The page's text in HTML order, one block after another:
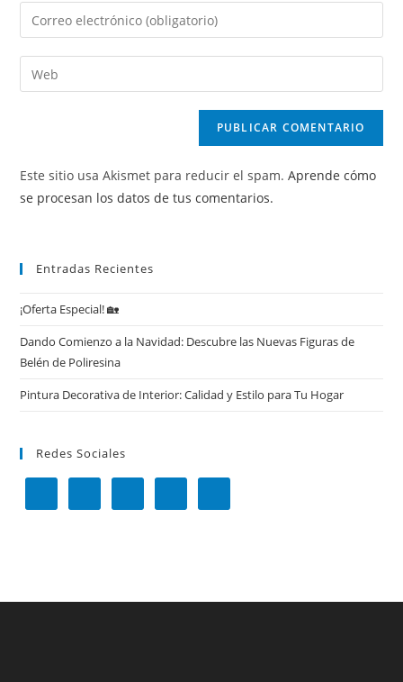
nombre
de
usuario
Introduce
tu
dirección
de
comentar
Introduce
la
web
(opcional)
Este sitio usa Akismet para reducir el spam.Aprende cómo
se procesan los datos de tus comentarios.
Entradas Recientes
¡Oferta Especial! 🏡
Dando Comienzo a la Navidad: Descubre las Nuevas Figuras de
Belén de Poliresina
Pintura Decorativa de Interior: Calidad y Estilo para Tu Hogar
Redes Sociales